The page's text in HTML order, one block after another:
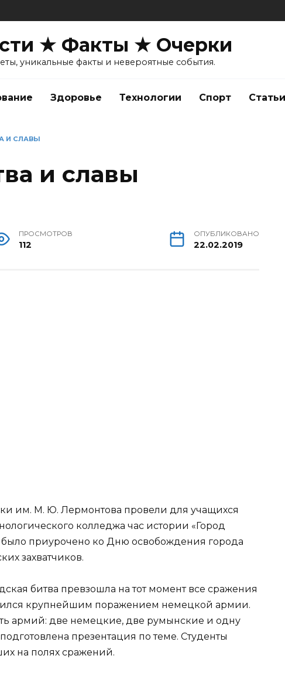
★ Факты ★ Очерки
уникальные факты и невероятные события.
Здоровье Технологии Спорт Статьи
И СЛАВЫ
и славы
ПРОСМОТРОВ
112
ОПУБЛИКОВАНО
22.02.2019
им. М. Ю. Лермонтова провели для учащихся
колледжа час истории «Город
приурочено ко Дню освобождения города
захватчиков.
битва превзошла на тот момент все сражения
крупнейшим поражением немецкой армии.
армий: две немецкие, две румынские и одну
презентация по теме. Студенты
на полях сражений.